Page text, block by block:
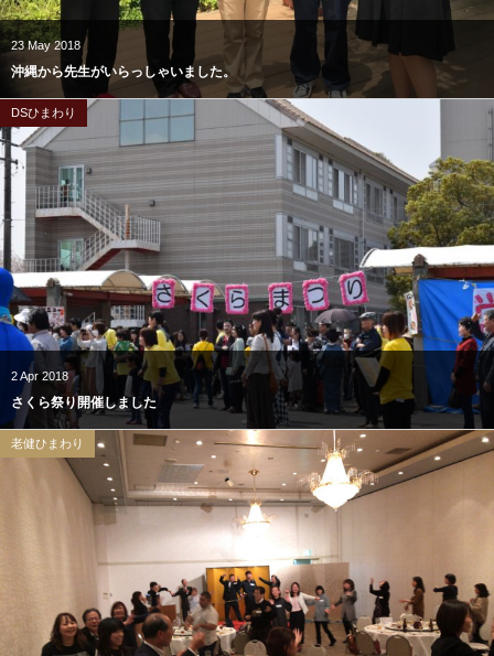
23 May 2018
沖縄から先生がいらっしゃいました。
DSひまわり
2Apr 2018
さくら祭り開催しました
老健ひまわり